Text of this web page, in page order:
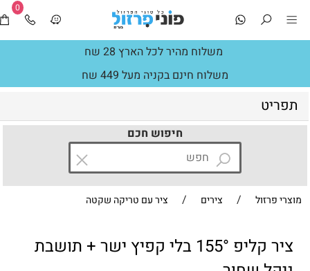
משלוח מהיר לכל הארץ 28 שח
משלוח חינם בקניה מעל 449 שח
0
תפריט
חיפוש חכם
מוצרי פרזול / צירים / ציר עם טריקה שקטה
ציר קליפ 155° בלי קפיץ ישר + תושבת